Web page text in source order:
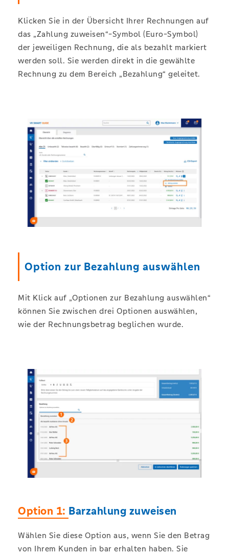
Klicken Sie in der Übersicht Ihrer Rechnungen auf
das „Zahlung zuweisen“-Symbol (Euro-Symbol)
der jeweiligen Rechnung, die als bezahlt markiert
werden soll. Sie werden direkt in die gewählte
Rechnung zu dem Bereich „Bezahlung“ geleitet.
Option zur Bezahlung auswählen
Mit Klick auf „Optionen zur Bezahlung auswählen“
können Sie zwischen drei Optionen auswählen,
wie der Rechnungsbetrag beglichen wurde.
Option 1: Barzahlung zuweisen
Wählen Sie diese Option aus, wenn Sie den Betrag
von Ihrem Kunden in bar erhalten haben. Sie